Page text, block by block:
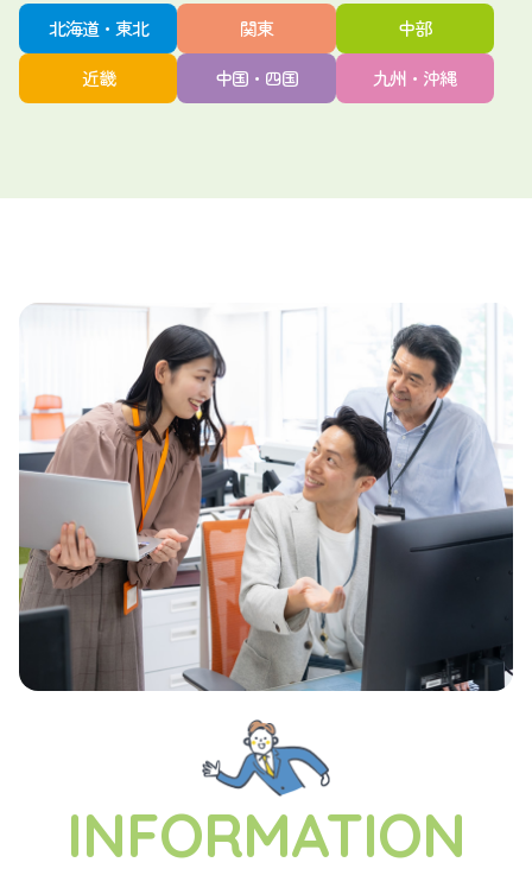
北海道・東北 関東
中部
近畿
中国・四国 九州・沖縄
INFORMATION